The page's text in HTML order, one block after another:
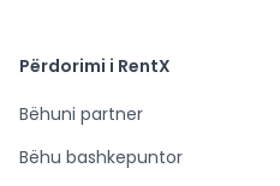
Përdorimi i RentX
Bëhuni partner
Bëhu bashkepuntor